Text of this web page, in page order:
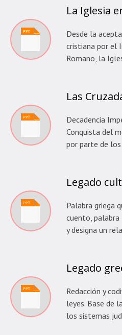
La Iglesia
Desde la
cristiana por el
Romano, la
Las
Decadencia
Conquista del
por parte de
Legado
Palabra griega
cuento, palabra
y designa un
Legado
Redacción y
leyes. Base de
los sistemas